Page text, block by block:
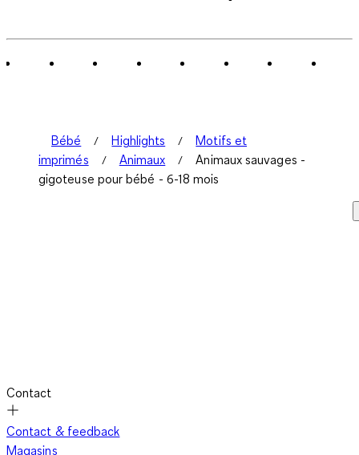
sur
Bébé Highlights
Motifs et
imprimés
Animaux
Animaux sauvages -
gigoteuse pour bébé - 6-18 mois
Contact
Contact & feedback
Magasins